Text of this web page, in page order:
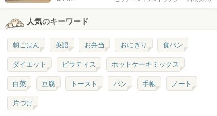
人気のキーワード
朝ごはん 英語 お弁当 おにぎり 食パン
ダイエット ピラティス ホットケーキミックス
白菜 豆腐 トースト パン 手帳 ノート
片づけ